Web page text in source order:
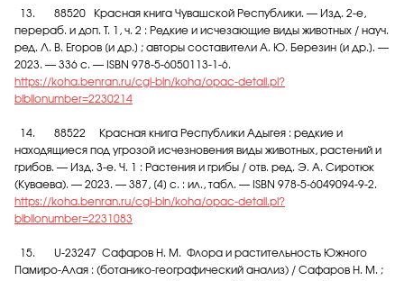
13. 88520 Красная книга Чувашской Республики. — Изд. 2-е,
перераб. и доп. Т. 1, ч. 2 : Редкие и исчезающие виды животных / науч.
ред. Л. В. Егоров [и др.] ; авторы составители А. Ю. Березин [и др.]. —
2023. — 336 с. — ISBN 978-5-6050113-1-6.
https://koha.benran.ru/cgi-bin/koha/opac-detail.pl?
biblionumber=2230214
14. 88522 Красная книга Республики Адыгея : редкие и
находящиеся под угрозой исчезновения виды животных, растений и
грибов. — Изд. 3-е. Ч. 1 : Растения и грибы / отв. ред. Э. А. Сиротюк
(Куваева). — 2023. — 387, [4] с. : ил., табл. — ISBN 978-5-6049094-9-2.
https://koha.benran.ru/cgi-bin/koha/opac-detail.pl?
biblionumber=2231083
15. U-23247 Сафаров Н. М. Флора и растительность Южного
Памиро-Алая : (ботанико-географический анализ) / Сафаров Н. М. ;